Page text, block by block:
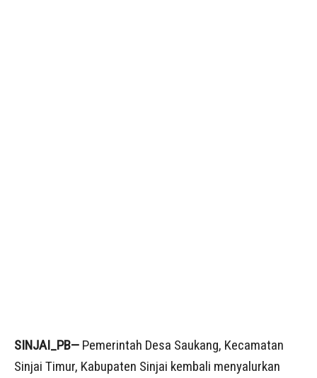
SINJAI_PB— Pemerintah Desa Saukang, Kecamatan
Sinjai Timur, Kabupaten Sinjai kembali menyalurkan